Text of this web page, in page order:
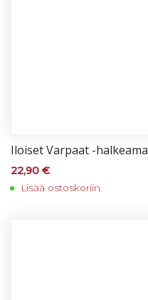
Iloi­set Var­paat -
22,90 €
Lisää ostoskoriin